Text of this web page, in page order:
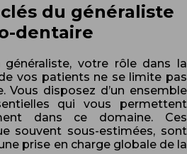
du généraliste
dentaire
votre rôle dans la
vos patients ne se limite pas
Vous disposez d’un ensemble
qui vous permettent
dans ce domaine. Ces
souvent sous-estimées, sont
prise en charge globale de la